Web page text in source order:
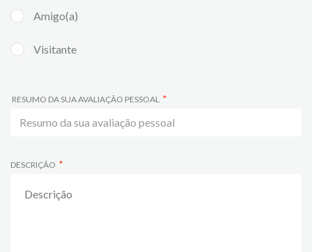
Amigo(a)
Visitante
RESUMO DA SUA AVALIAÇÃO PESSOAL
DESCRIÇÃO